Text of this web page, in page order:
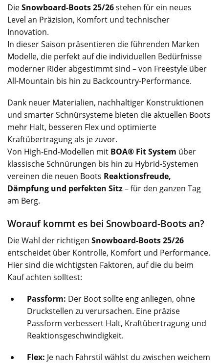
DieSnowboard-Boots 25/26stehen für ein neues
Level an Präzision, Komfort und technischer
Innovation.
In dieser Saison präsentieren die führenden Marken
Modelle, die perfekt auf die individuellen Bedürfnisse
moderner Rider abgestimmt sind – von Freestyle über
All-Mountain bis hin zu Backcountry-Performance.
Dank neuer Materialien, nachhaltiger Konstruktionen
und smarter Schnürsysteme bieten die aktuellen Boots
mehr Halt, besseren Flex und optimierte
Kraftübertragung als je zuvor.
Von High-End-Modellen mit BOA® Fit System über
klassische Schnürungen bis hin zu Hybrid-Systemen
vereinen die neuen Boots Reaktionsfreude,
Dämpfung und perfekten Sitz– für den ganzen Tag
am Berg.
Worauf kommt es bei Snowboard-Boots an?
Die Wahl der richtigen Snowboard-Boots 25/26
entscheidet über Kontrolle, Komfort und Performance.
Hier sind die wichtigsten Faktoren, auf die du beim
Kauf achten solltest:
Passform: Der Boot sollte eng anliegen, ohne
Druckstellen zu verursachen. Eine präzise
Passform verbessert Halt, Kraftübertragung und
Reaktionsgeschwindigkeit.
Flex: Je nach Fahrstil wählst du zwischen weichem